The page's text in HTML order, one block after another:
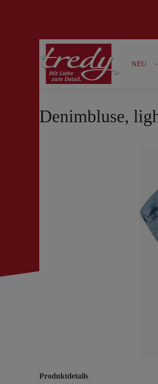
Zur Suche springen Zur Hauptnavigation
NEU
Denimbluse,
Produktdetails